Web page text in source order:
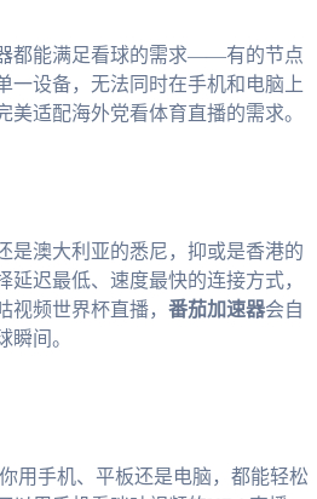
都能满足看球的需求——有的节点
一设备，无法同时在手机和电脑上
适配海外党看体育直播的需求。
是澳大利亚的悉尼，抑或是香港的
迟最低、速度最快的连接方式，
频世界杯直播， 番茄加速器会自
间。
用手机、平板还是电脑，都能轻松